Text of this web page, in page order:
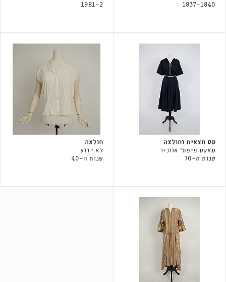
1837-1840
1981-2
סט חצאית וחולצה
סאקס פיפת' אווניו
שנות ה-70
חולצה
לא ידוע
שנות ה-40